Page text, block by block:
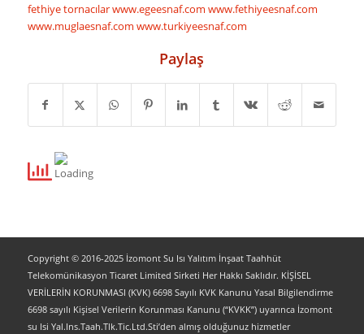
fethiye tornacılarwww.egeesnaf.com www.fethiyeesnaf.com
www.muglaesnaf.com www.turkiyeesnaf.com
Paylaş
Copyright © 2016-2025 İzomont Su Isı Yalıtım İnşaat Taahhüt
Telekomünikasyon Ticaret Limited Sirketi Her Hakkı Saklıdır. KİŞİSEL
VERİLERİN KORUNMASI (KVK) 6698 Sayılı KVK Kanunu Yasal Bilgilendirme
6698 sayılı Kişisel Verilerin Korunması Kanunu (“KVKK”) uyarınca İzomont
su Isi Yal.Ins.Taah.Tlk.Tic.Ltd.Sti’den almış olduğunuz hizmetler